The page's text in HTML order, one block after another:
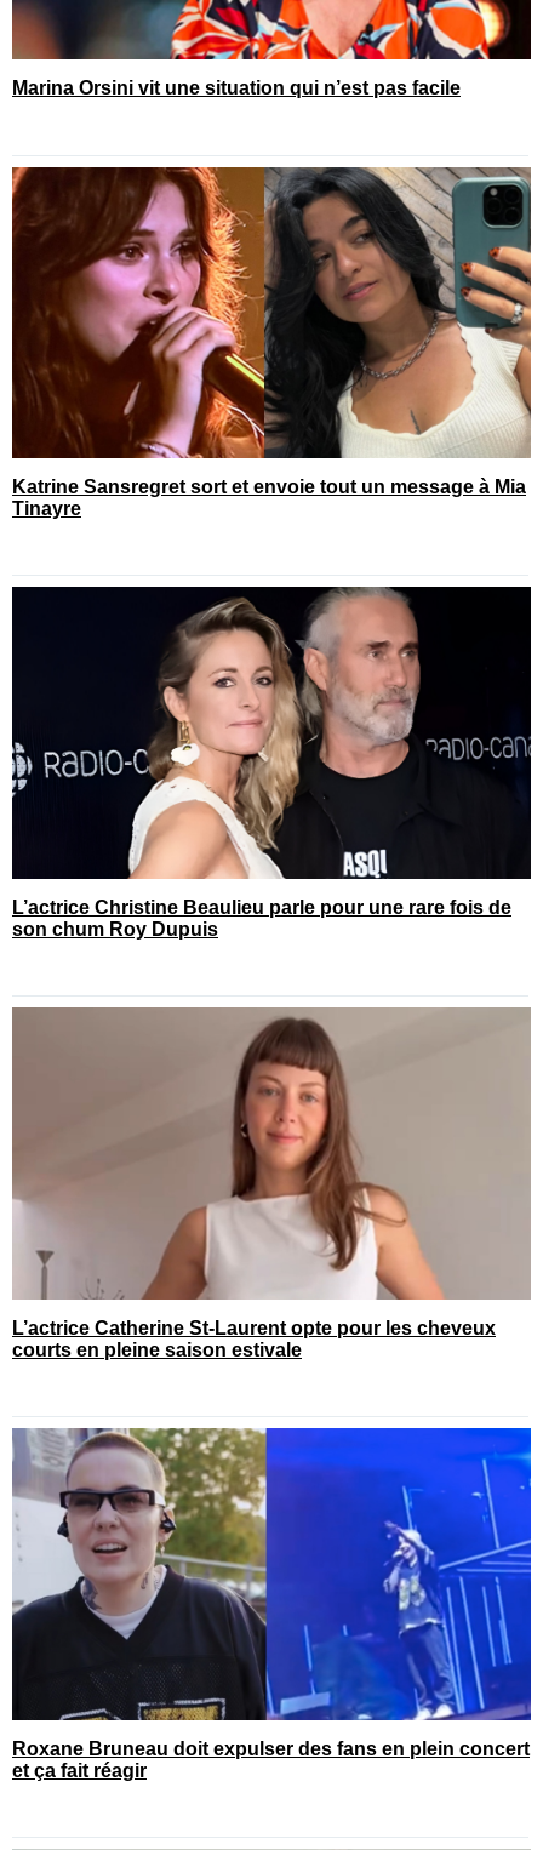
Marina Orsini vit une situation qui n’est pas facile
Katrine Sansregret sort et envoie tout un message à Mia
Tinayre
L’actrice Christine Beaulieu parle pour une rare fois de
son chum Roy Dupuis
L’actrice Catherine St-Laurent opte pour les cheveux
courts en pleine saison estivale
Roxane Bruneau doit expulser des fans en plein concert
et ça fait réagir